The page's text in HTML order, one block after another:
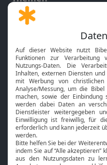
Gott und Bibel erklärt
Neuigkeiten
Bibel TV
Über uns
Jobs